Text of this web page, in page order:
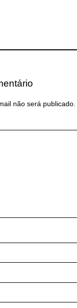
não será publicado.